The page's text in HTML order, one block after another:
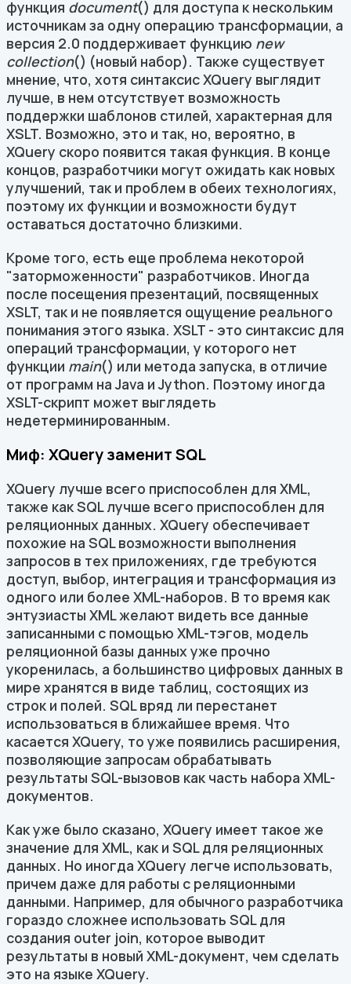
функция document() для доступа к нескольким
источникам за одну операцию трансформации, а
версия 2.0 поддерживает функцию new
collection() (новый набор). Также существует
мнение, что, хотя синтаксис XQuery выглядит
лучше, в нем отсутствует возможность
поддержки шаблонов стилей, характерная для
XSLT. Возможно, это и так, но, вероятно, в
XQuery скоро появится такая функция. В конце
концов, разработчики могут ожидать как новых
улучшений, так и проблем в обеих технологиях,
поэтому их функции и возможности будут
оставаться достаточно близкими.
Кроме того, есть еще проблема некоторой
"заторможенности" разработчиков. Иногда
после посещения презентаций, посвященных
XSLT, так и не появляется ощущение реального
понимания этого языка. XSLT - это синтаксис для
операций трансформации, у которого нет
функции main() или метода запуска, в отличие
от программ на Java и Jython. Поэтому иногда
XSLT-скрипт может выглядеть
недетерминированным.
Миф: XQuery заменит SQL
XQuery лучше всего приспособлен для XML,
также как SQL лучше всего приспособлен для
реляционных данных. XQuery обеспечивает
похожие на SQL возможности выполнения
запросов в тех приложениях, где требуются
доступ, выбор, интеграция и трансформация из
одного или более XML-наборов. В то время как
энтузиасты XML желают видеть все данные
записанными с помощью XML-тэгов, модель
реляционной базы данных уже прочно
укоренилась, а большинство цифровых данных в
мире хранятся в виде таблиц, состоящих из
строк и полей. SQL вряд ли перестанет
использоваться в ближайшее время. Что
касается XQuery, то уже появились расширения,
позволяющие запросам обрабатывать
результаты SQL-вызовов как часть набора XML-
документов.
Как уже было сказано, XQuery имеет такое же
значение для XML, как и SQL для реляционных
данных. Но иногда XQuery легче использовать,
причем даже для работы с реляционными
данными. Например, для обычного разработчика
гораздо сложнее использовать SQL для
создания outer join, которое выводит
результаты в новый XML-документ, чем сделать
это на языке XQuery.